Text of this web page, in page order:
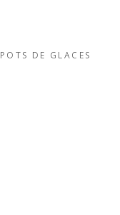
POTS DE GLACES